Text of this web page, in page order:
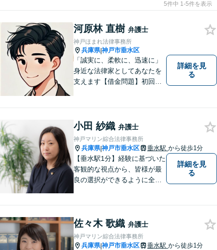
5件中 1-5件を表示
河原林 直樹 弁護士
神戸ほまれ法律事務所
兵庫県|神戸市垂水区
「誠実に、柔軟に、迅速に」
身近な法律家としてあなたを
支えます【借金問題】初回相
生後の手続き・トラブル対応
までワンストップで対応【オ
ンライン面談OK】
詳細を見
る
小田 紗織 弁護士
神戸マリン綜合法律事務所
兵庫県|神戸市垂水区 垂水駅 から徒歩1分
【垂水駅1分】経験に基づいた
客観的な視点から、皆様が最
良の選択ができるように全力
は数多くあります。 小さな悩
み事が大きなトラブルや事件
になってしまう前に、ご相談
詳細を見
る
佐々木 歌織 弁護士
神戸マリン綜合法律事務所
兵庫県|神戸市垂水区 垂水駅 から徒歩1分